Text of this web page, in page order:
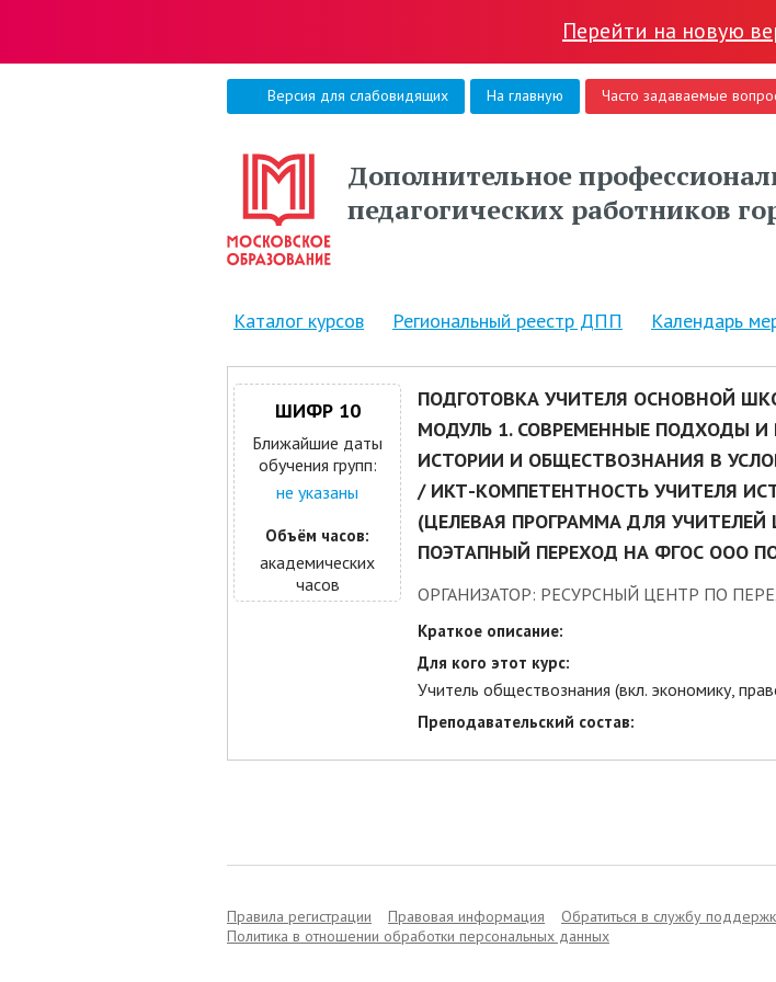
Перейти на новую
Версия для слабовидящих На главную Часто задаваемые
Дополнительное
педагогических работников
Каталог курсов Региональный реестр ДПП Календарь
ШИФР 10
Ближайшие даты
обучения групп:
не указаны
Объём часов:
академических
часов
ПОДГОТОВКА УЧИТЕЛЯ ОСНОВНОЙ
МОДУЛЬ 1. СОВРЕМЕННЫЕ ПОДХОДЫ И
ИСТОРИИ И ОБЩЕСТВОЗНАНИЯ В
/ ИКТ-КОМПЕТЕНТНОСТЬ УЧИТЕЛЯ
(ЦЕЛЕВАЯ ПРОГРАММА ДЛЯ
ПОЭТАПНЫЙ ПЕРЕХОД НА ФГОС ООО
ОРГАНИЗАТОР: РЕСУРСНЫЙ ЦЕНТР ПО
Краткое описание:
Для кого этот курс:
Учитель обществознания (вкл. экономику,
Преподавательский состав:
Правила регистрации Правовая информация
Обратиться в службу
Политика в отношении обработки персональных данных